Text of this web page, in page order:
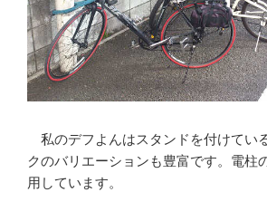
私のデフよんはスタンドを付けてい
クのバリエーションも豊富です。電柱
用しています。